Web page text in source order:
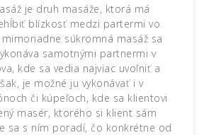
je druh masáže, ktorá má
blízkosť medzi partermi vo
súkromná masáž sa
samotnými partnermi v
kde sa vedia najviac uvoľniť a
je možné ju vykonávať i v
či kúpeľoch, kde sa klientovi
masér, ktorého si klient sám
sa s ním poradí, čo konkrétne od